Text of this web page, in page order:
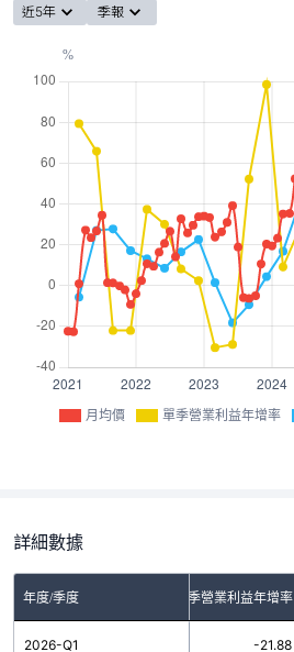
近5年 季報
月均價 單季營業利益年增率
詳細數據
年度/季度 單季營業利益年增率
2026-Q1 -21.88